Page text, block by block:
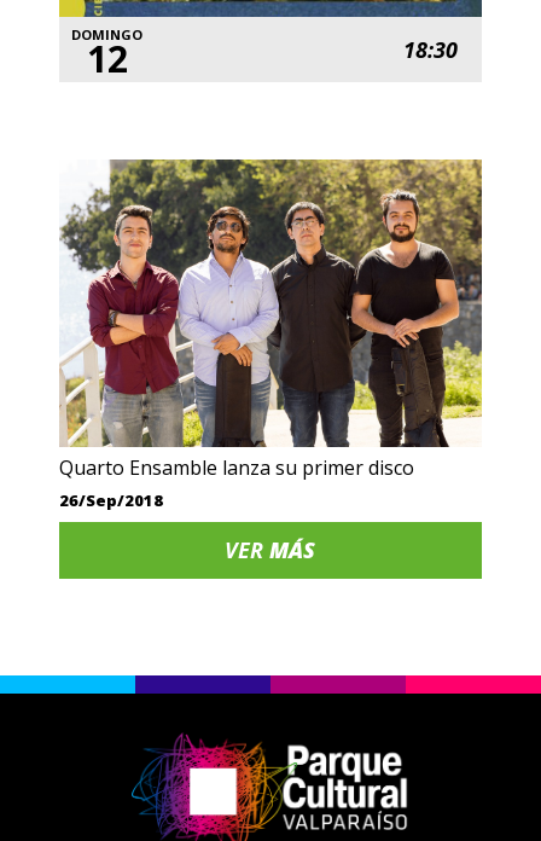
DOMINGO
12 18:30
Quarto Ensamble lanza su primer disco
26/Sep/2018
VERMÁS